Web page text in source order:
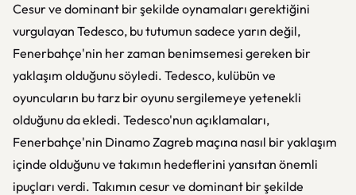
Cesur ve dominant bir şekilde oynamaları gerektiğini
vurgulayan Tedesco, bu tutumun sadece yarın değil,
Fenerbahçe'nin her zaman benimsemesi gereken bir
yaklaşım olduğunu söyledi. Tedesco, kulübün ve
oyuncuların bu tarz bir oyunu sergilemeye yetenekli
olduğunu da ekledi. Tedesco'nun açıklamaları,
Fenerbahçe'nin Dinamo Zagreb maçına nasıl bir yaklaşım
içinde olduğunu ve takımın hedeflerini yansıtan önemli
ipuçları verdi. Takımın cesur ve dominant bir şekilde